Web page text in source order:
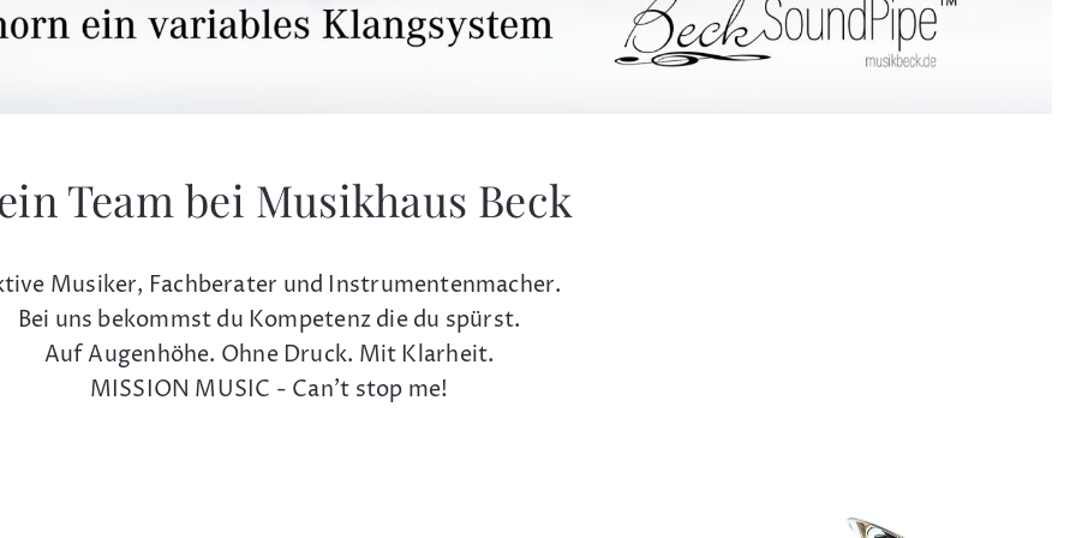
Team bei Musikhaus Beck
Musiker, Fachberater und Instrumentenmacher.
Bei uns bekommst du Kompetenz die du spürst.
Auf Augenhöhe. Ohne Druck. Mit Klarheit.
MISSION MUSIC - Can't stop me!